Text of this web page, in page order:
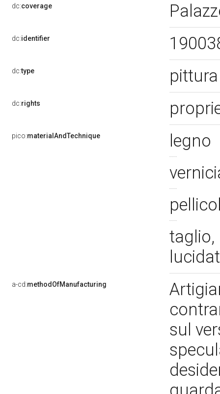
dc:coverage
dc:identifier
dc:type
dc:rights
pico:materialAndTechnique
legno
taglio,
a-cd:methodOfManufacturing
sul